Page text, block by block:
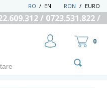
RON / EURO
EN
/
RO
/ 0723.531.822 /
0